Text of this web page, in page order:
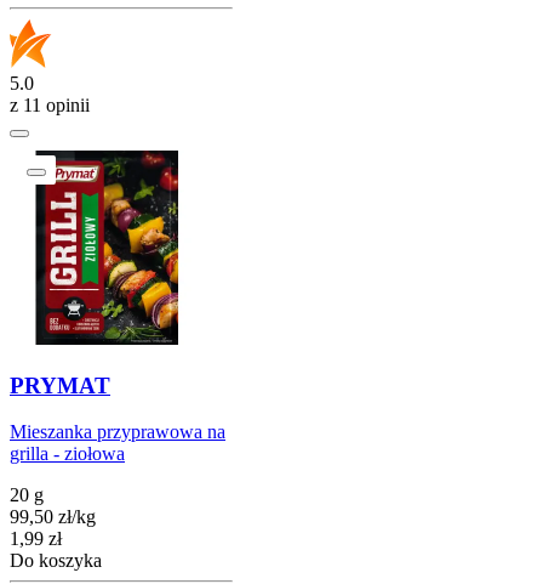
5.0
z 11 opinii
PRYMAT
Mieszanka przyprawowa na
grilla - ziołowa
20 g
99,50 zł/kg
Cena
1,99 zł
Do koszyka